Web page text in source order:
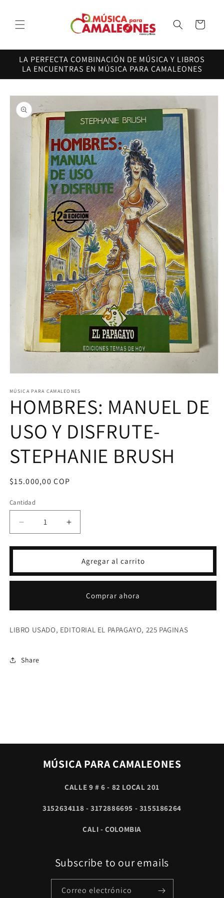
al contenido
Carrito
LA PERFECTA COMBINACIÓN DE MÚSICA Y LIBROS
LA ENCUENTRAS EN MÚSICA PARA CAMALEONES
directamente
a la
información
del producto
multimedia
1
en
una
modal
MÚSICA PARA CAMALEONES
HOMBRES: MANUEL DE
USO Y DISFRUTE-
STEPHANIE BRUSH
Precio
$15.000,00 COP
Cantidad
Reducir
cantidad
para
DE
DISFRUTE-
BRUSH
Aumentar
cantidad
para
HOMBRES:
MANUEL
DE
DISFRUTE-
BRUSH
Agregar al carrito
Comprar ahora
LIBRO USADO, EDITORIAL EL PAPAGAYO, 225 PAGINAS
Share
MÚSICA PARA CAMALEONES
CALLE 9 # 6 - 82 LOCAL 201
3152634118 - 3172886695 - 3155186264
CALI - COLOMBIA
Subscribe to our emails
Correo electrónico